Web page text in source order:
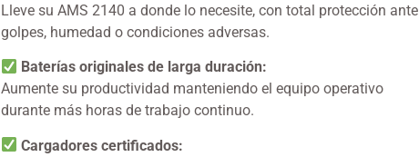
Lleve su AMS 2140 a donde lo necesite, con total protección ante
golpes, humedad o condiciones adversas.
Baterías originales de larga duración:
Aumente su productividad manteniendo el equipo operativo
durante más horas de trabajo continuo.
Cargadores certificados: